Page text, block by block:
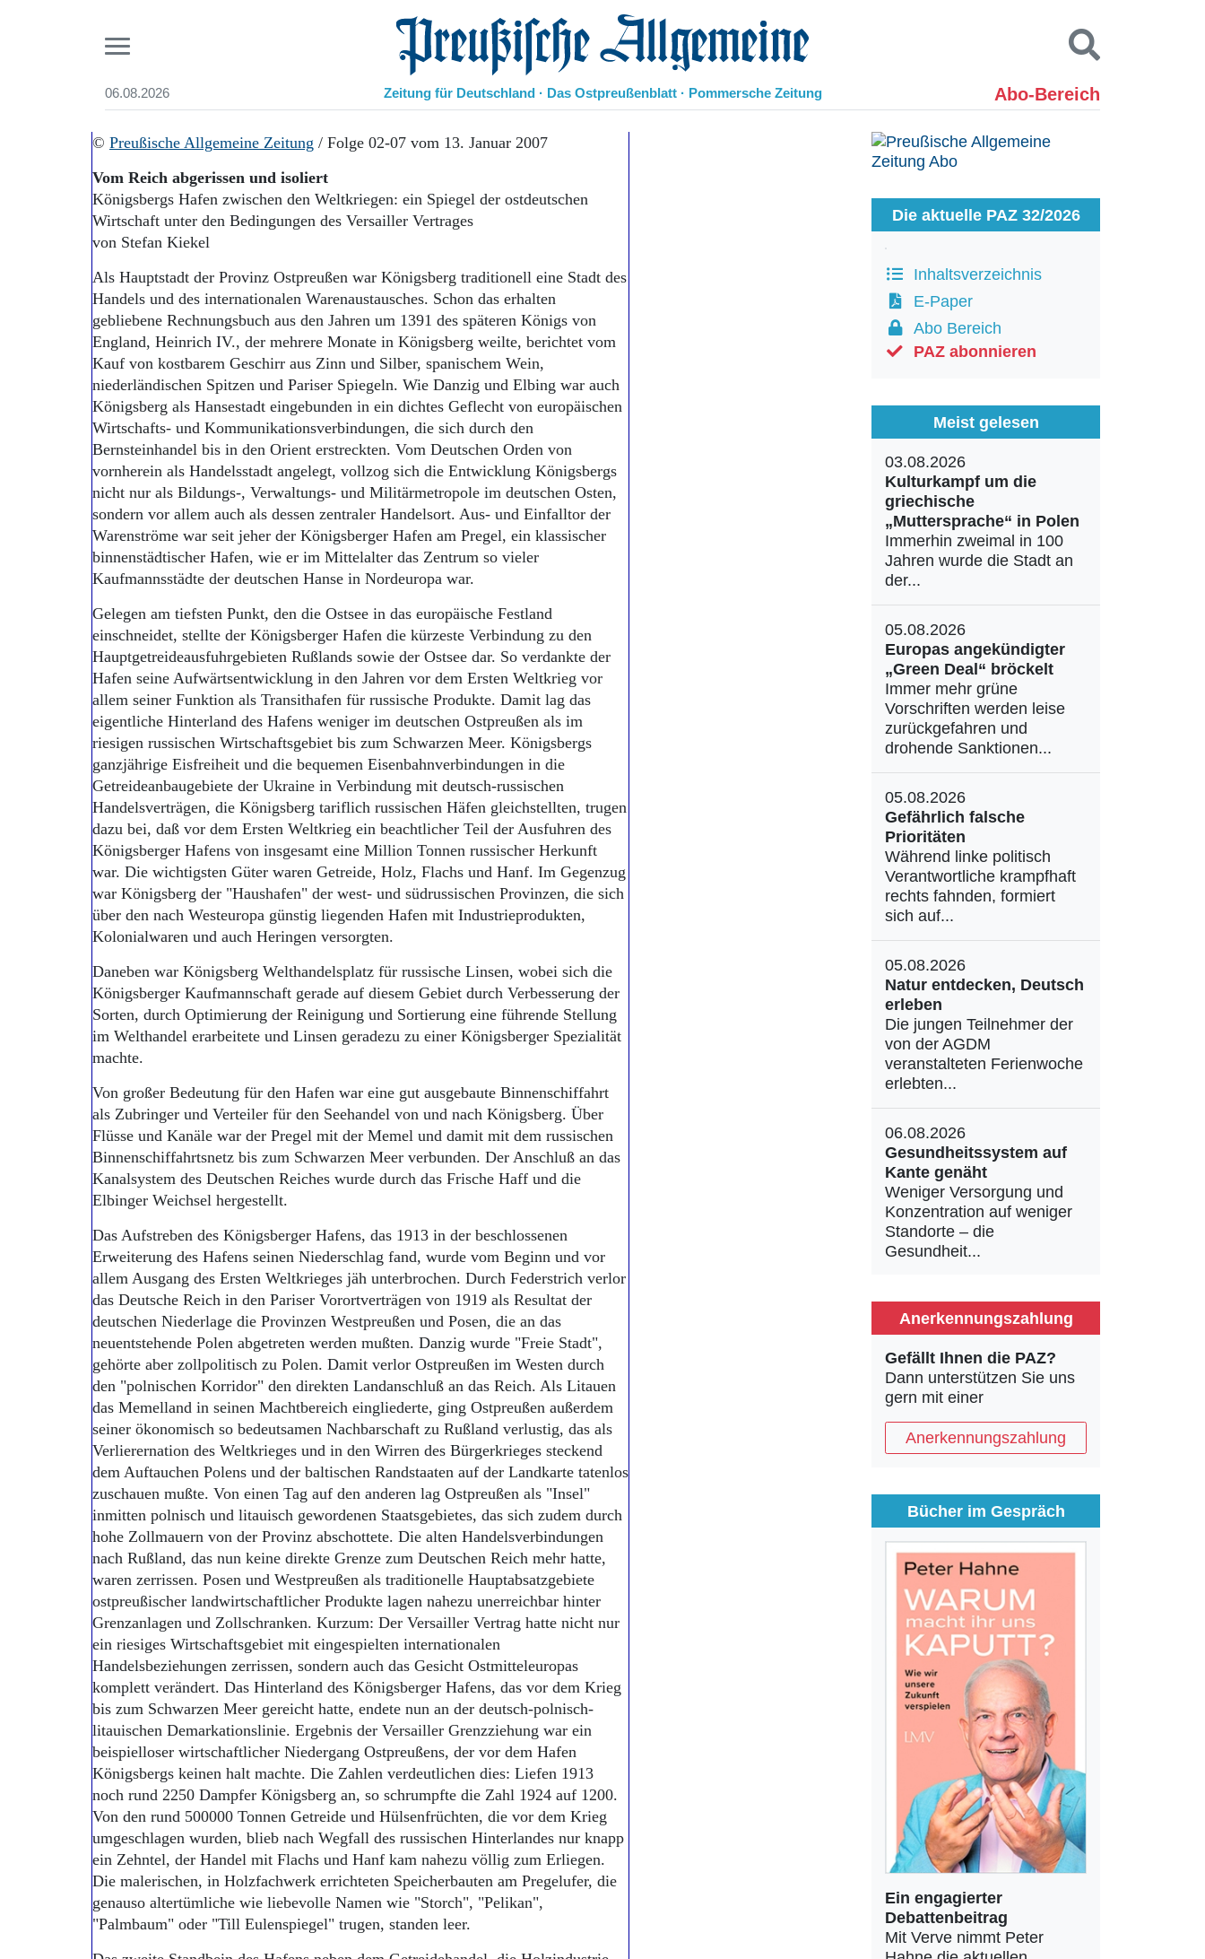
06.08.2026 Preußische Allgemeine Zeitung
Zeitung für Deutschland · Das Ostpreußenblatt · Pommersche Zeitung Abo-Bereich
Start
Aktuelle Ausgabe
Abonnenten-Login
Abonnent werden
Abo Prämien
Mediadaten
Panorama
Ostpreußen
Berlin-Brandenburg
Schlesien
Danzig und Westpreußen
Bücher
Kontakt
Suchen und finden
© Preußische Allgemeine Zeitung / Folge 02-07 vom 13. Januar 2007
Vom Reich abgerissen und isoliert
Königsbergs Hafen zwischen den Weltkriegen: ein Spiegel der ostdeutschen
Wirtschaft unter den Bedingungen des Versailler Vertrages
von Stefan Kiekel
Als Hauptstadt der Provinz Ostpreußen war Königsberg traditionell eine Stadt des
Handels und des internationalen Warenaustausches. Schon das erhalten
gebliebene Rechnungsbuch aus den Jahren um 1391 des späteren Königs von
England, Heinrich IV., der mehrere Monate in Königsberg weilte, berichtet vom
Kauf von kostbarem Geschirr aus Zinn und Silber, spanischem Wein,
niederländischen Spitzen und Pariser Spiegeln. Wie Danzig und Elbing war auch
Königsberg als Hansestadt eingebunden in ein dichtes Geflecht von europäischen
Wirtschafts- und Kommunikationsverbindungen, die sich durch den
Bernsteinhandel bis in den Orient erstreckten. Vom Deutschen Orden von
vornherein als Handelsstadt angelegt, vollzog sich die Entwicklung Königsbergs
nicht nur als Bildungs-, Verwaltungs- und Militärmetropole im deutschen Osten,
sondern vor allem auch als dessen zentraler Handelsort. Aus- und Einfalltor der
Warenströme war seit jeher der Königsberger Hafen am Pregel, ein klassischer
binnenstädtischer Hafen, wie er im Mittelalter das Zentrum so vieler
Kaufmannsstädte der deutschen Hanse in Nordeuropa war.
Gelegen am tiefsten Punkt, den die Ostsee in das europäische Festland
einschneidet, stellte der Königsberger Hafen die kürzeste Verbindung zu den
Hauptgetreideausfuhrgebieten Rußlands sowie der Ostsee dar. So verdankte der
Hafen seine Aufwärtsentwicklung in den Jahren vor dem Ersten Weltkrieg vor
allem seiner Funktion als Transithafen für russische Produkte. Damit lag das
eigentliche Hinterland des Hafens weniger im deutschen Ostpreußen als im
riesigen russischen Wirtschaftsgebiet bis zum Schwarzen Meer. Königsbergs
ganzjährige Eisfreiheit und die bequemen Eisenbahnverbindungen in die
Getreideanbaugebiete der Ukraine in Verbindung mit deutsch-russischen
Handelsverträgen, die Königsberg tariflich russischen Häfen gleichstellten, trugen
dazu bei, daß vor dem Ersten Weltkrieg ein beachtlicher Teil der Ausfuhren des
Königsberger Hafens von insgesamt eine Million Tonnen russischer Herkunft
war. Die wichtigsten Güter waren Getreide, Holz, Flachs und Hanf. Im Gegenzug
war Königsberg der "Haushafen" der west- und südrussischen Provinzen, die sich
über den nach Westeuropa günstig liegenden Hafen mit Industrieprodukten,
Kolonialwaren und auch Heringen versorgten.
Daneben war Königsberg Welthandelsplatz für russische Linsen, wobei sich die
Königsberger Kaufmannschaft gerade auf diesem Gebiet durch Verbesserung der
Sorten, durch Optimierung der Reinigung und Sortierung eine führende Stellung
im Welthandel erarbeitete und Linsen geradezu zu einer Königsberger Spezialität
machte.
Von großer Bedeutung für den Hafen war eine gut ausgebaute Binnenschiffahrt
als Zubringer und Verteiler für den Seehandel von und nach Königsberg. Über
Flüsse und Kanäle war der Pregel mit der Memel und damit mit dem russischen
Binnenschiffahrtsnetz bis zum Schwarzen Meer verbunden. Der Anschluß an das
Kanalsystem des Deutschen Reiches wurde durch das Frische Haff und die
Elbinger Weichsel hergestellt.
Das Aufstreben des Königsberger Hafens, das 1913 in der beschlossenen
Erweiterung des Hafens seinen Niederschlag fand, wurde vom Beginn und vor
allem Ausgang des Ersten Weltkrieges jäh unterbrochen. Durch Federstrich verlor
das Deutsche Reich in den Pariser Vorortverträgen von 1919 als Resultat der
deutschen Niederlage die Provinzen Westpreußen und Posen, die an das
neuentstehende Polen abgetreten werden mußten. Danzig wurde "Freie Stadt",
gehörte aber zollpolitisch zu Polen. Damit verlor Ostpreußen im Westen durch
den "polnischen Korridor" den direkten Landanschluß an das Reich. Als Litauen
das Memelland in seinen Machtbereich eingliederte, ging Ostpreußen außerdem
seiner ökonomisch so bedeutsamen Nachbarschaft zu Rußland verlustig, das als
Verlierernation des Weltkrieges und in den Wirren des Bürgerkrieges steckend
dem Auftauchen Polens und der baltischen Randstaaten auf der Landkarte tatenlos
zuschauen mußte. Von einen Tag auf den anderen lag Ostpreußen als "Insel"
inmitten polnisch und litauisch gewordenen Staatsgebietes, das sich zudem durch
hohe Zollmauern von der Provinz abschottete. Die alten Handelsverbindungen
nach Rußland, das nun keine direkte Grenze zum Deutschen Reich mehr hatte,
waren zerrissen. Posen und Westpreußen als traditionelle Hauptabsatzgebiete
ostpreußischer landwirtschaftlicher Produkte lagen nahezu unerreichbar hinter
Grenzanlagen und Zollschranken. Kurzum: Der Versailler Vertrag hatte nicht nur
ein riesiges Wirtschaftsgebiet mit eingespielten internationalen
Handelsbeziehungen zerrissen, sondern auch das Gesicht Ostmitteleuropas
komplett verändert. Das Hinterland des Königsberger Hafens, das vor dem Krieg
bis zum Schwarzen Meer gereicht hatte, endete nun an der deutsch-polnisch-
litauischen Demarkationslinie. Ergebnis der Versailler Grenzziehung war ein
beispielloser wirtschaftlicher Niedergang Ostpreußens, der vor dem Hafen
Königsbergs keinen halt machte. Die Zahlen verdeutlichen dies: Liefen 1913
noch rund 2250 Dampfer Königsberg an, so schrumpfte die Zahl 1924 auf 1200.
Von den rund 500000 Tonnen Getreide und Hülsenfrüchten, die vor dem Krieg
umgeschlagen wurden, blieb nach Wegfall des russischen Hinterlandes nur knapp
ein Zehntel, der Handel mit Flachs und Hanf kam nahezu völlig zum Erliegen.
Die malerischen, in Holzfachwerk errichteten Speicherbauten am Pregelufer, die
genauso altertümliche wie liebevolle Namen wie "Storch", "Pelikan",
"Palmbaum" oder "Till Eulenspiegel" trugen, standen leer.
Die aktuelle PAZ 32/2026
Inhaltsverzeichnis
E-Paper
Abo Bereich
PAZ abonnieren
Meist gelesen
03.08.2026
Kulturkampf um die
griechische
„Muttersprache“ in Polen
Immerhin zweimal in 100
Jahren wurde die Stadt an
der...
05.08.2026
Europas angekündigter
„Green Deal“ bröckelt
Immer mehr grüne
Vorschriften werden leise
zurückgefahren und
drohende Sanktionen...
05.08.2026
Gefährlich falsche
Prioritäten
Während linke politisch
Verantwortliche krampfhaft
rechts fahnden, formiert
sich auf...
05.08.2026
Natur entdecken, Deutsch
erleben
Die jungen Teilnehmer der
von der AGDM
veranstalteten Ferienwoche
erlebten...
06.08.2026
Gesundheitssystem auf
Kante genäht
Weniger Versorgung und
Konzentration auf weniger
Standorte – die
Gesundheit...
Anerkennungszahlung
Gefällt Ihnen die PAZ?
Dann unterstützen Sie uns
gern mit einer
Anerkennungszahlung
Bücher im Gespräch
Ein engagierter
Debattenbeitrag
Mit Verve nimmt Peter